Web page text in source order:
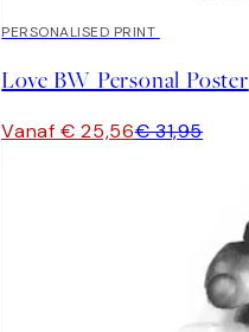
20%*
PERSONALISED PRINT
Love BW Personal Poster
Vanaf € 25,56€ 31,95